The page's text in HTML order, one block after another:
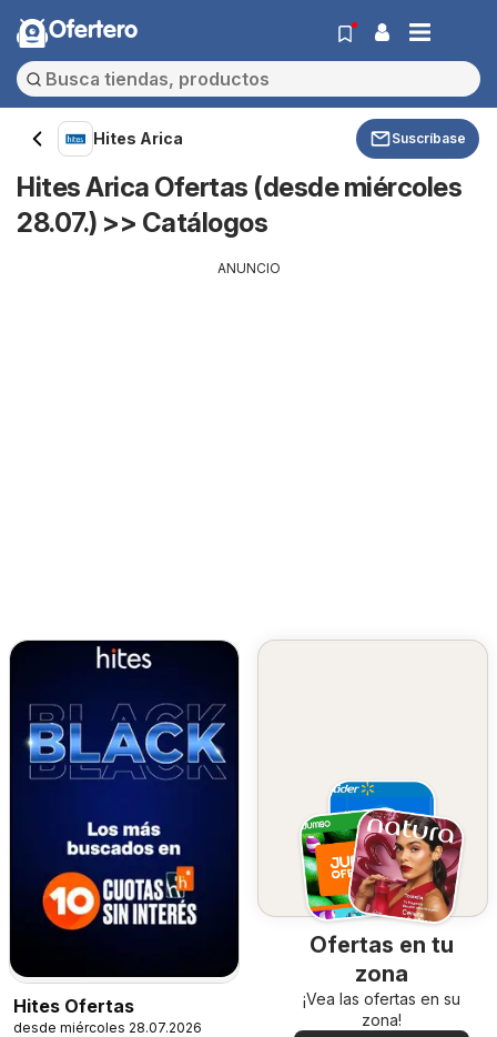
Ofertero
Hites Arica Suscríbase
Hites Arica Ofertas (desde miércoles
28.07.) >> Catálogos
ANUNCIO
Hites Ofertas
desde miércoles 28.07.2026
Ofertas en tu
zona
¡Vea las ofertas en su
zona!